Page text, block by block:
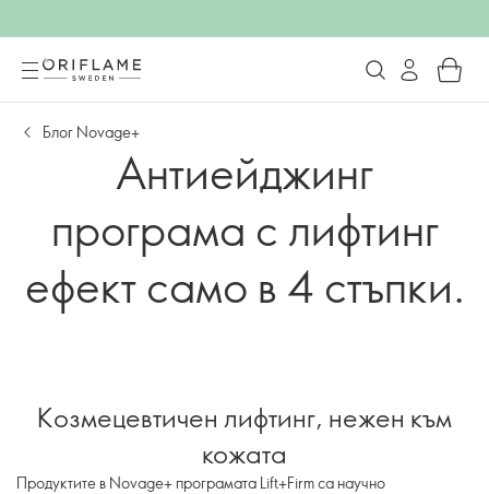
Блог Novage+
Антиейджинг
програма с лифтинг
ефект само в 4 стъпки.
Козмецевтичен лифтинг, нежен към
кожата
Продуктите в Novage+ програмата Lift+Firm са научно